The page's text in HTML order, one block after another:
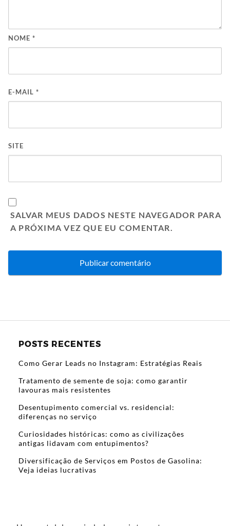
NOME *
E-MAIL *
SITE
SALVAR MEUS DADOS NESTE NAVEGADOR PARA
A PRÓXIMA VEZ QUE EU COMENTAR.
POSTS RECENTES
Como Gerar Leads no Instagram: Estratégias Reais
Tratamento de semente de soja: como garantir
lavouras mais resistentes
Desentupimento comercial vs. residencial:
diferenças no serviço
Curiosidades históricas: como as civilizações
antigas lidavam com entupimentos?
Diversificação de Serviços em Postos de Gasolina:
Veja ideias lucrativas